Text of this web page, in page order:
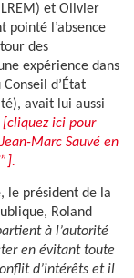
et Olivier
pointé l’absence
des
expérience dans
d’État
avait lui aussi
[cliquez ici pour
Marc Sauvé en
le président de la
Roland
à l’autorité
en évitant toute
d’intérêts et il